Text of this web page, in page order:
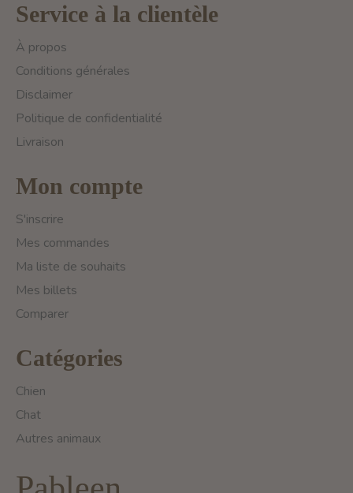
Service à la clientèle
À propos
Conditions générales
Disclaimer
Politique de confidentialité
Livraison
Mon compte
S'inscrire
Mes commandes
Ma liste de souhaits
Mes billets
Comparer
Catégories
Chien
Chat
Autres animaux